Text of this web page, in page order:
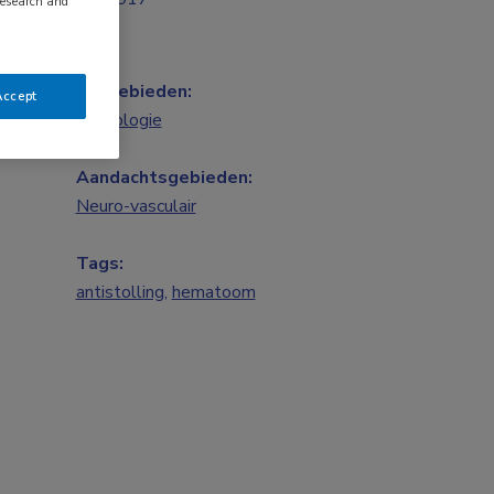
Vakgebieden:
Neurologie
Aandachtsgebieden:
Neuro-vasculair
Tags:
antistolling, hematoom